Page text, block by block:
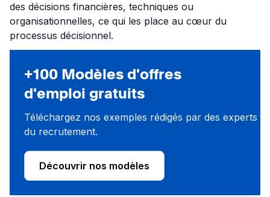
des décisions financières, techniques ou
organisationnelles, ce qui les place au cœur du
processus décisionnel.
+100 Modèles d'offres
d'emploi gratuits
Téléchargez nos exemples rédigés par des experts
du recrutement.
Découvrir nos modèles